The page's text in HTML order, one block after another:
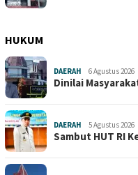
HUKUM
DAERAH 6 Agustus 2026
Dinilai
DAERAH 5 Agustus 2026
Sambut HUT RI